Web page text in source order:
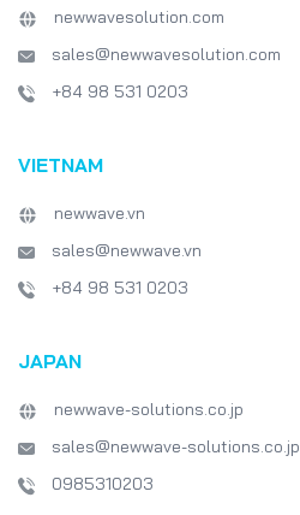
newwavesolution.com
sales@newwavesolution.com
+84 98 531 0203
VIETNAM
newwave.vn
sales@newwave.vn
+84 98 531 0203
JAPAN
newwave-solutions.co.jp
sales@newwave-solutions.co.jp
0985310203